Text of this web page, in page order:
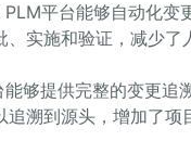
平台能够自动化变
、实施和验证，减少了
够提供完整的变更追
追溯到源头，增加了项